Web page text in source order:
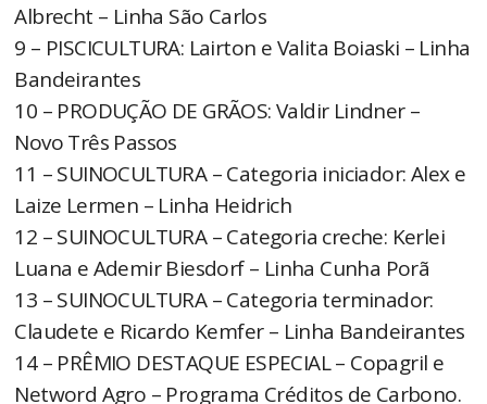
Albrecht – Linha São Carlos
9 – PISCICULTURA: Lairton e Valita Boiaski – Linha
Bandeirantes
10 – PRODUÇÃO DE GRÃOS: Valdir Lindner –
Novo Três Passos
11 – SUINOCULTURA – Categoria iniciador: Alex e
Laize Lermen – Linha Heidrich
12 – SUINOCULTURA – Categoria creche: Kerlei
Luana e Ademir Biesdorf – Linha Cunha Porã
13 – SUINOCULTURA – Categoria terminador:
Claudete e Ricardo Kemfer – Linha Bandeirantes
14 – PRÊMIO DESTAQUE ESPECIAL – Copagril e
Netword Agro – Programa Créditos de Carbono.